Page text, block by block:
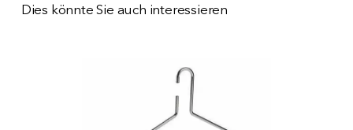
Dies könnte Sie auch interessieren